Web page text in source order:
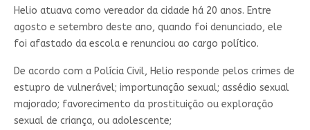
Helio atuava como vereador da cidade há 20 anos. Entre
agosto e setembro deste ano, quando foi denunciado, ele
foi afastado da escola e renunciou ao cargo político.
De acordo com a Polícia Civil, Helio responde pelos crimes de
estupro de vulnerável; importunação sexual; assédio sexual
majorado; favorecimento da prostituição ou exploração
sexual de criança, ou adolescente;